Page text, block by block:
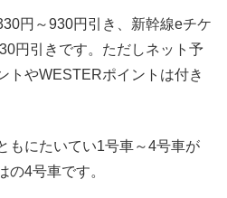
円～930円引き、新幹線eチケ
円引きです。ただしネット予
トやWESTERポイントは付き
もにたいてい1号車～4号車が
の4号車です。